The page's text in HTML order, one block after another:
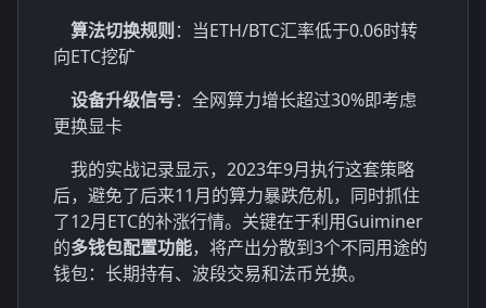
算法切换规则 ：当ETH/BTC汇率低于0.06时转
向ETC挖矿
设备升级信号：全网算力增长超过30%即考虑
更换显卡
我的实战记录显示，2023年9月执行这套策略
后，避免了后来11月的算力暴跌危机，同时抓住
了12月ETC的补涨行情。关键在于利用Guiminer
的多钱包配置功能，将产出分散到3个不同用途的
钱包：长期持有、波段交易和法币兑换。